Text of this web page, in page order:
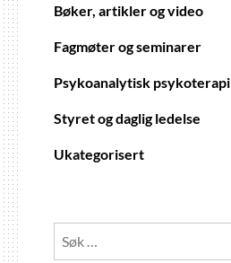
Bøker, artikler og video
Fagmøter og seminarer
Psykoanalytisk psykoterapi
Styret og daglig ledelse
Ukategorisert
etter: